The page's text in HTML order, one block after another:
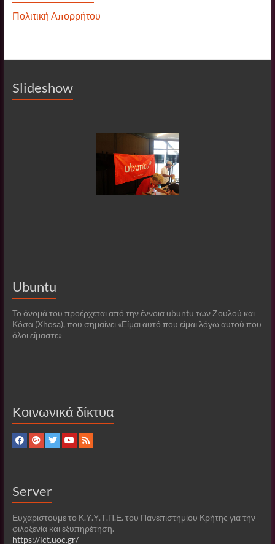
Πολιτική Απορρήτου
Slideshow
Ubuntu
Το όνομά του προέρχεται από την έννοια ubuntu των Ζουλού και
Κόσα (Xhosa), που σημαίνει «Είμαι αυτό που είμαι λόγω αυτού που
όλοι είμαστε»
Κοινωνικά δίκτυα
Server
Ευχαριστούμε το Κ.Υ.Υ.Τ.Π.Ε. του Πανεπιστημίου Κρήτης για την
φιλοξενία και εξυπηρέτηση.
https://ict.uoc.gr/